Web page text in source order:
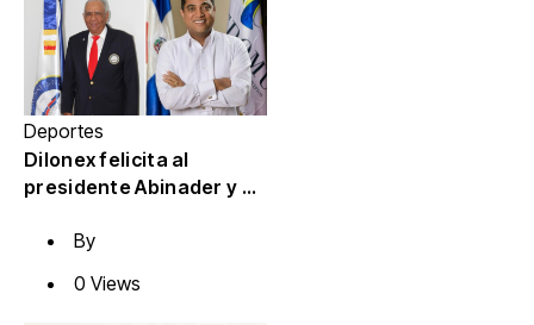
Deportes
Dilonex felicita al
presidente Abinader y al
Juegos
Caribe
By
0 Views